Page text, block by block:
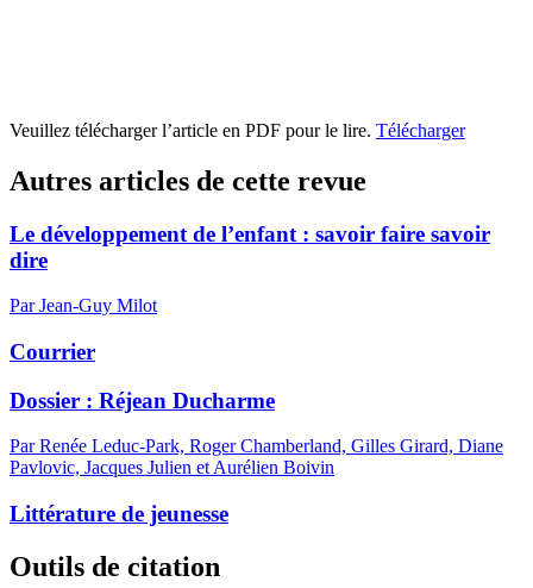
Veuillez télécharger l’article en PDF pour le lire. Télécharger
Autres articles de cette revue
Le développement de l’enfant : savoir faire savoir
dire
Par Jean-Guy Milot
Courrier
Dossier : Réjean Ducharme
Par Renée Leduc-Park, Roger Chamberland, Gilles Girard, Diane
Pavlovic, Jacques Julien et Aurélien Boivin
Littérature de jeunesse
Outils de citation